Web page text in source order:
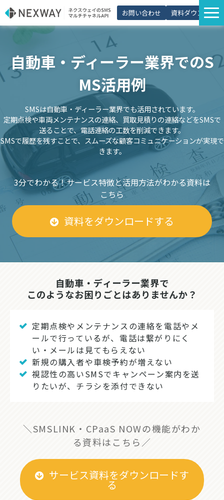
お問い合わせ 資料ダウンロード
サービス一覧
選ばれる理由
プラン・価格
導入事例
活用シーン
コラム
パートナー制度
自動車・ディーラー業界でのS
MS活用例
SMSは自動車・ディーラー業界でも活用されています。
定期点検や車両メンテナンスの連絡、買取見積りの連絡などをSMSで
送ることで、電話連絡の工数を削減できます。
SMSで履歴を残すことで、スムーズな顧客コミュニケーションが実現で
きます。
3分でわかる！サービス特徴と活用方法がわかる資料は
こちら
資料をダウンロードする
自動車・ディーラー業界で
このようなお困りごとはありませんか？
定期点検やメンテナンスの連絡を電話やメ
ールで行っているが、電話は繋がりにく
い・メールは見てもらえない
新規の購入者や車検予約が増えない
視認性の高いSMSでキャンペーン案内を送
りたいが、チラシを添付できない
＼SMSLINK・CPaaS NOWの機能がわか
る資料はこちら／
サービス資料をダウンロードす
る